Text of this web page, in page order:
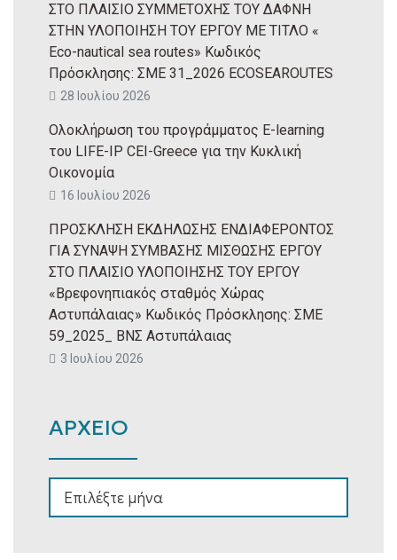
ΣΤΟ ΠΛΑΙΣΙΟ ΣΥΜΜΕΤΟΧΗΣ ΤΟΥ ΔΑΦΝΗ
ΣΤΗΝ ΥΛΟΠΟΙΗΣΗ ΤΟΥ ΕΡΓΟΥ ΜΕ ΤΙΤΛΟ «
Eco-nautical sea routes» Κωδικός
Πρόσκλησης: ΣΜΕ 31_2026 ECOSEAROUTES
28 Ιουλίου 2026
Ολοκλήρωση του προγράμματος E-learning
του LIFE-IP CEI-Greece για την Κυκλική
Οικονομία
16 Ιουλίου 2026
ΠΡΟΣΚΛΗΣΗ ΕΚΔΗΛΩΣΗΣ ΕΝΔΙΑΦΕΡΟΝΤΟΣ
ΓΙΑ ΣΥΝΑΨΗ ΣΥΜΒΑΣΗΣ ΜΙΣΘΩΣΗΣ ΕΡΓΟΥ
ΣΤΟ ΠΛΑΙΣΙΟ ΥΛΟΠΟΙΗΣΗΣ ΤΟΥ ΕΡΓΟΥ
«Βρεφονηπιακός σταθμός Χώρας
Αστυπάλαιας» Κωδικός Πρόσκλησης: ΣΜΕ
59_2025_ ΒΝΣ Αστυπάλαιας
3 Ιουλίου 2026
ΑΡΧΕΙΟ